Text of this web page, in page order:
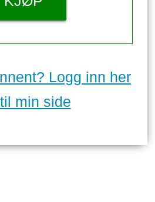
Logg inn her
min side